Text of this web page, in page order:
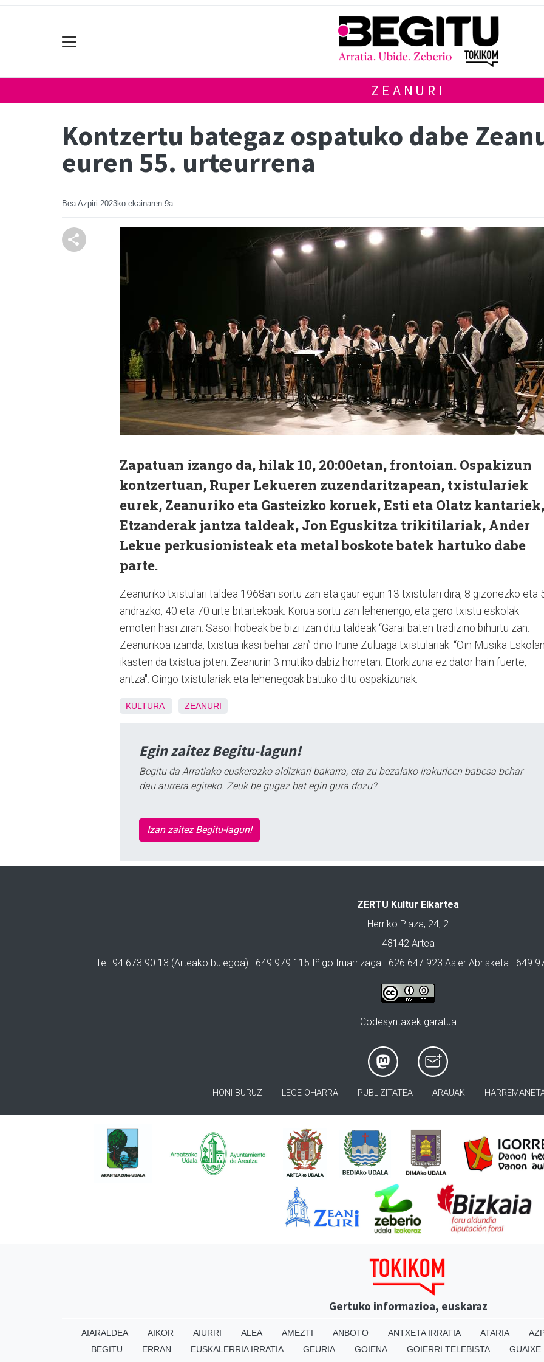
ZEANURI
Kontzertu bategaz ospatuko dabe
euren 55. urteurrena
Bea Azpiri 2023ko ekainaren 9a
Zapatuan izango da, hilak 10, 20:00etan, frontoian. Ospakizun
kontzertuan, Ruper Lekueren zuzendaritzapean, txistulariek
eurek, Zeanuriko eta Gasteizko koruek, Esti eta Olatz kantariek,
Etzanderak jantza taldeak, Jon Eguskitza trikitilariak, Ander
Lekue perkusionisteak eta metal boskote batek hartuko dabe
parte.
Zeanuriko txistulari taldea 1968an sortu zan eta gaur egun 13 txistulari dira, 8 gizonezko eta
andrazko, 40 eta 70 urte bitartekoak. Korua sortu zan lehenengo, eta gero txistu eskolak
emoten hasi ziran. Sasoi hobeak be bizi izan ditu taldeak “Garai baten tradizino bihurtu zan:
Zeanurikoa izanda, txistua ikasi behar zan” dino Irune Zuluaga txistulariak. “Oin Musika
ikasten da txistua joten. Zeanurin 3 mutiko dabiz horretan. Etorkizuna ez dator hain fuerte,
antza". Oingo txistulariak eta lehenegoak batuko ditu ospakizunak.
KULTURA ZEANURI
Egin zaitez Begitu-lagun!
Begitu da Arratiako euskerazko aldizkari bakarra, eta zu bezalako irakurleen babesa behar
dau aurrera egiteko. Zeuk be gugaz bat egin gura dozu?
Izan zaitez Begitu-lagun!
ZERTU Kultur Elkartea
Herriko Plaza, 24, 2
48142 Artea
Tel: 94 673 90 13 (Arteako bulegoa) · 649 979 115 Iñigo Iruarrizaga · 626 647 923 Asier Abrisketa · 649
Codesyntaxek garatua
HONI BURUZ LEGE OHARRA PUBLIZITATEA ARAUAK
Gertuko informazioa, euskaraz
AIARALDEA AIKOR AIURRI ALEA AMEZTI ANBOTO ANTXETA IRRATIA ATARIA
BEGITU
ERRAN EUSKALERRIA IRRATIA GEURIA GOIENA GOIERRI TELEBISTA
GUAIXE